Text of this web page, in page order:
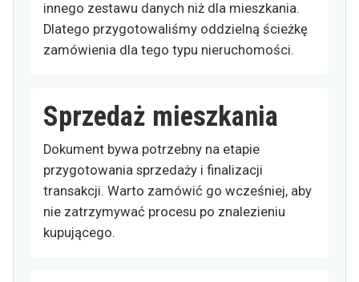
innego zestawu danych niż dla mieszkania.
Dlatego przygotowaliśmy oddzielną ścieżkę
zamówienia dla tego typu nieruchomości.
Sprzedaż mieszkania
Dokument bywa potrzebny na etapie
przygotowania sprzedaży i finalizacji
transakcji. Warto zamówić go wcześniej, aby
nie zatrzymywać procesu po znalezieniu
kupującego.